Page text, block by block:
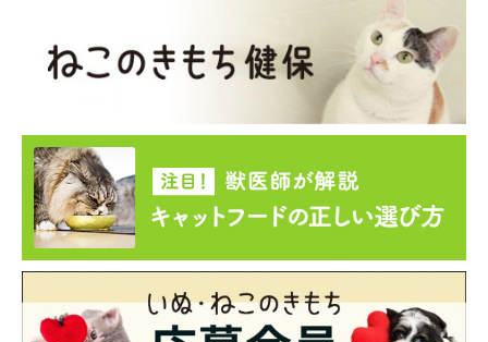
猫は、毛糸やリボンなどヒモ状のものが大好き。ヒモ状のものを
誤食すると、消化管内でヒモの片端が引っかかり、ピンと張った
状態になって、腸が切れたりたぐりよせられたりして、組織が壊
死することも。猫の届く場所に放置しないようにして。
いかがでしたか？ 猫に何かあったら楽しいクリスマスが台無し
に！ クリスマスツリーやポインセチアは、誤食しないよう、猫
が届かないように置き場所の工夫をしたいですね。年末年始は動
物病院も休診になることが多いので、こういったトラブルが起こ